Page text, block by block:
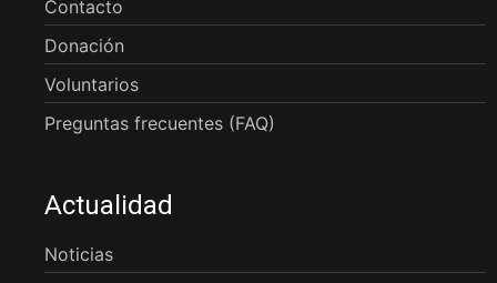
Contacto
Donación
Voluntarios
Preguntas frecuentes (FAQ)
Actualidad
Noticias